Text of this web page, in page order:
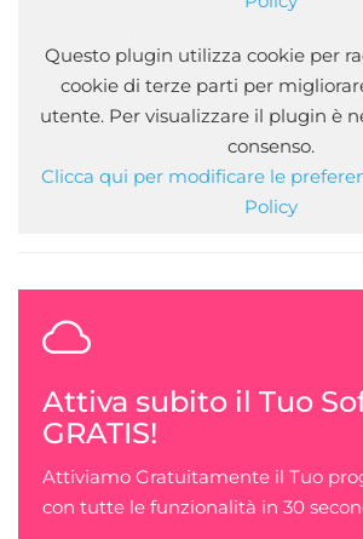
Questo plugin utilizza cookie per
cookie di terze parti per
utente. Per visualizzare il plugin è
consenso.
Clicca qui per modificare le
Policy
Attiva subito il Tuo
GRATIS!
Attiviamo Gratuitamente il Tuo
con tutte le funzionalità in 30